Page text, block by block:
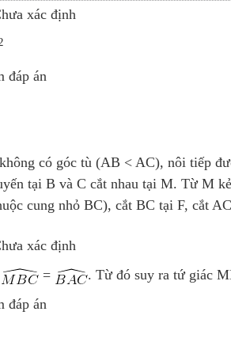
xác định
đáp án
có góc tù (AB < AC), nôi tiếp
tại B và C cắt nhau tại M. Từ M
cung nhỏ BC), cắt BC tại F, cắt
xác định
=
. Từ đó suy ra tứ giác
đáp án